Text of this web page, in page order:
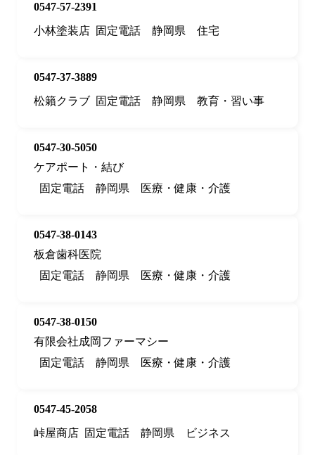
0547-57-2391
小林塗装店 固定電話 静岡県 住宅
0547-37-3889
松籟クラブ 固定電話 静岡県 教育・習い事
0547-30-5050
ケアポート・結び
固定電話
静岡県 医療・健康・介護
0547-38-0143
板倉歯科医院
固定電話
静岡県 医療・健康・介護
0547-38-0150
有限会社成岡ファーマシー
固定電話
静岡県 医療・健康・介護
0547-45-2058
峠屋商店 固定電話 静岡県 ビジネス